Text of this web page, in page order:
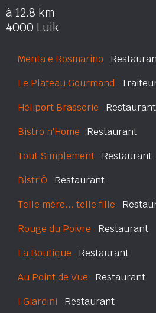
à 12.8 km
4000 Luik
Menta e Rosmarino
Le Plateau Gourmand
Héliport Brasserie Restaurant
Bistro n'Home Restaurant
Tout Simplement Restaurant
Bistr'Ô Restaurant
Telle mère... telle fille
Rouge du Poivre Restaurant
La Boutique Restaurant
Au Point de Vue Restaurant
I Giardini Restaurant